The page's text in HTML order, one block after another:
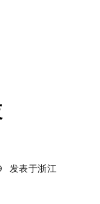
发表于浙江